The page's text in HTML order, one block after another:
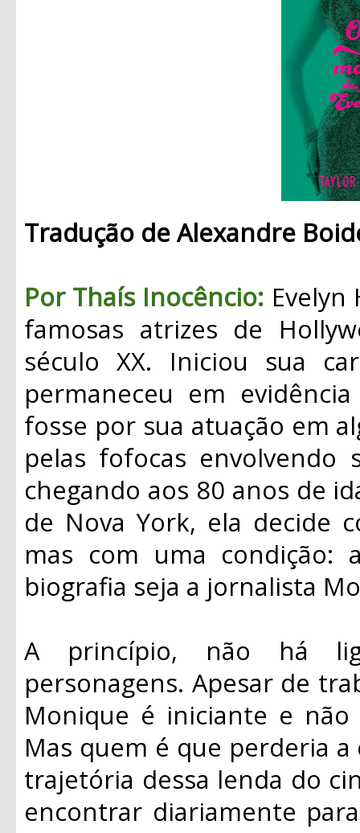
Tradução de Alexandre
Por Thaís Inocêncio:
famosas atrizes de
século XX. Iniciou sua
permaneceu em
fosse por sua atuação em
pelas fofocas envolvendo
chegando aos 80 anos de
de Nova York, ela decide
mas com uma
biografia seja a jornalista
A princípio, não há
personagens. Apesar de
Monique é iniciante e
Mas quem é que perderia
trajetória dessa lenda do
encontrar diariamente